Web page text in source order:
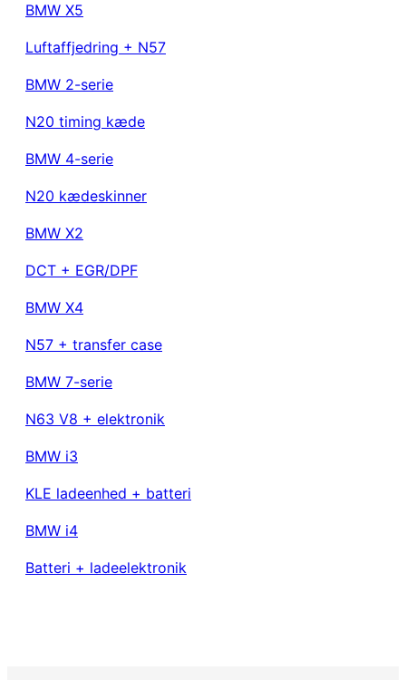
BMW X5
Luftaffjedring + N57
BMW 2-serie
N20 timing kæde
BMW 4-serie
N20 kædeskinner
BMW X2
DCT + EGR/DPF
BMW X4
N57 + transfer case
BMW 7-serie
N63 V8 + elektronik
BMW i3
KLE ladeenhed + batteri
BMW i4
Batteri + ladeelektronik